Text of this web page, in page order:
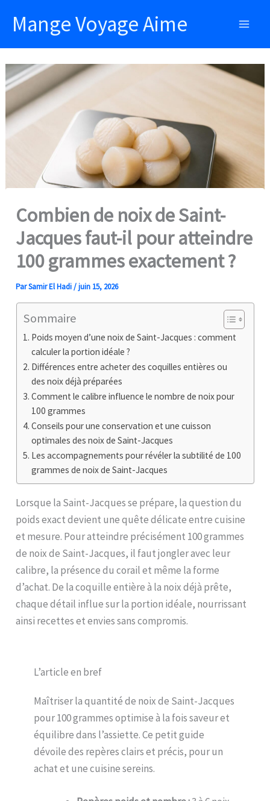
Mange Voyage Aime
Combien de noix de Saint-
Jacques faut-il pour atteindre
100 grammes exactement ?
ParSamir El Hadi/juin 15, 2026
Sommaire
Poids moyen d’une noix de Saint-Jacques : comment
calculer la portion idéale ?
Différences entre acheter des coquilles entières ou
des noix déjà préparées
Comment le calibre influence le nombre de noix pour
100 grammes
Conseils pour une conservation et une cuisson
optimales des noix de Saint-Jacques
Les accompagnements pour révéler la subtilité de 100
grammes de noix de Saint-Jacques
Lorsque la Saint-Jacques se prépare, la question du
poids exact devient une quête délicate entre cuisine
et mesure. Pour atteindre précisément 100 grammes
de noix de Saint-Jacques, il faut jongler avec leur
calibre, la présence du corail et même la forme
d’achat. De la coquille entière à la noix déjà prête,
chaque détail influe sur la portion idéale, nourrissant
ainsi recettes et envies sans compromis.
L’article en bref
Maîtriser la quantité de noix de Saint-Jacques
pour 100 grammes optimise à la fois saveur et
équilibre dans l’assiette. Ce petit guide
dévoile des repères clairs et précis, pour un
achat et une cuisine sereins.